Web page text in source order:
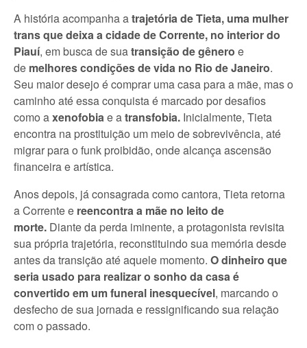
A história acompanha atrajetória de Tieta, uma mulher
trans que deixa a cidade de Corrente, no interior do
Piauí, em busca de suatransição de gênero e
de melhores condições de vida no Rio de Janeiro.
Seu maior desejo é comprar uma casa para a mãe, mas o
caminho até essa conquista é marcado por desafios
como axenofobiae atransfobia. Inicialmente, Tieta
encontra na prostituição um meio de sobrevivência, até
migrar para o funk proibidão, onde alcança ascensão
financeira e artística.
Anos depois, já consagrada como cantora, Tieta retorna
a Corrente e reencontra a mãe no leito de
morte. Diante da perda iminente, a protagonista revisita
sua própria trajetória, reconstituindo sua memória desde
antes da transição até aquele momento. O dinheiro que
seria usado para realizar o sonho da casa é
convertido em um funeral inesquecível, marcando o
desfecho de sua jornada e ressignificando sua relação
com o passado.